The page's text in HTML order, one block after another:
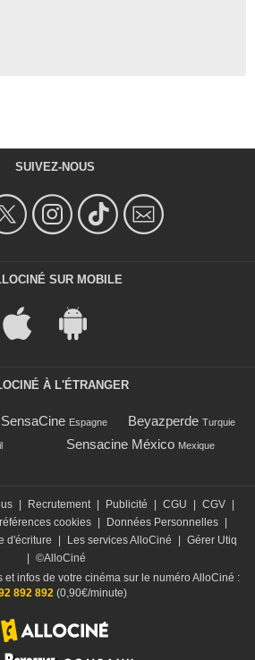
SUIVEZ-NOUS
SUR MOBILE
À L'ÉTRANGER
SensaCine Espagne Beyazperde Turquie
Sensacine México Mexique
| Recrutement | Publicité | CGU | CGV |
cookies | Données Personnelles |
d'écriture | Les services AlloCiné | Gérer Utiq
| ©AlloCiné
et infos de votre cinéma sur le numéro AlloCiné :
892 892 (0,90€/minute)